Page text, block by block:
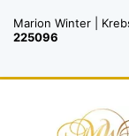
Marion Winter |
225096